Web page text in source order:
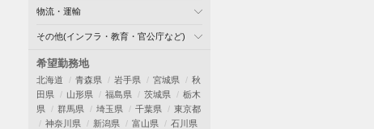
物流・運輸
その他(インフラ・教育・官公庁など)
希望勤務地
北海道 青森県 岩手県 宮城県
秋
田県
山形県 福島県 茨城県
栃木
県
群馬県 埼玉県 千葉県
東京都
神奈川県
新潟県 富山県
石川県